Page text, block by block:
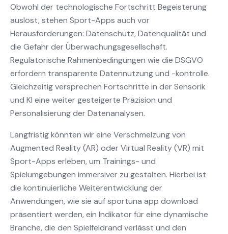
Obwohl der technologische Fortschritt Begeisterung
auslöst, stehen Sport-Apps auch vor
Herausforderungen: Datenschutz, Datenqualität und
die Gefahr der Überwachungsgesellschaft.
Regulatorische Rahmenbedingungen wie die DSGVO
erfordern transparente Datennutzung und -kontrolle.
Gleichzeitig versprechen Fortschritte in der Sensorik
und KI eine weiter gesteigerte Präzision und
Personalisierung der Datenanalysen.
Langfristig könnten wir eine Verschmelzung von
Augmented Reality (AR) oder Virtual Reality (VR) mit
Sport-Apps erleben, um Trainings- und
Spielumgebungen immersiver zu gestalten. Hierbei ist
die kontinuierliche Weiterentwicklung der
Anwendungen, wie sie auf sportuna app download
präsentiert werden, ein Indikator für eine dynamische
Branche, die den Spielfeldrand verlässt und den